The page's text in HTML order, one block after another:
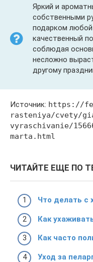
Яркий и
собственными
подарком
качественный
соблюдая
несложно
другому
Источник: https://
rasteniya/cvety/
vyraschivanie/
marta.html
ЧИТАЙТЕ ЕЩЕ ПО
Что делать с
Как
Как часто
Уход за